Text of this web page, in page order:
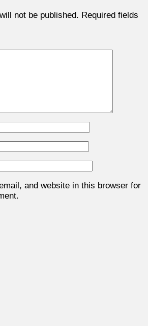
not be published. Required fields
and website in this browser for